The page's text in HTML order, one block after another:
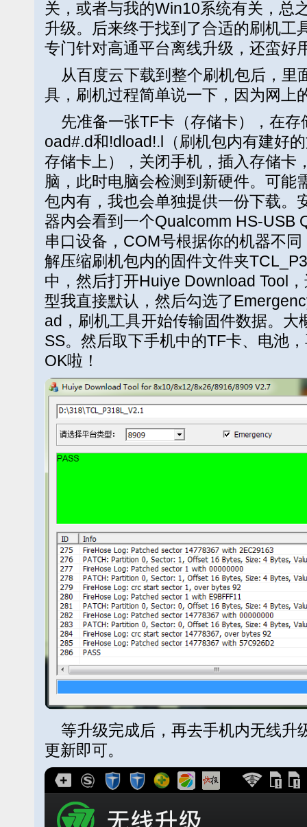
关，或者与我的Win10系统有关，总
升级。后来终于找到了合适的刷机工
专门针对高通平台离线升级，还蛮好
从百度云下载到整个刷机包后，里
具，刷机过程简单说一下，因为网上
先准备一张TF卡（存储卡），在存
oad#.d和!dload!.l（刷机包内有建好
存储卡上），关闭手机，插入存储卡
脑，此时电脑会检测到新硬件。可能
包内有，我也会单独提供一份下载。
器内会看到一个Qualcomm HS-USB
串口设备，COM号根据你的机器不
解压缩刷机包内的固件文件夹
中，然后打开Huiye Download Tool
型我直接默认，然后勾选了
ad，刷机工具开始传输固件数据。大
SS。然后取下手机中的TF卡、电池
OK啦！
等升级完成后，再去手机内无线升
更新即可。